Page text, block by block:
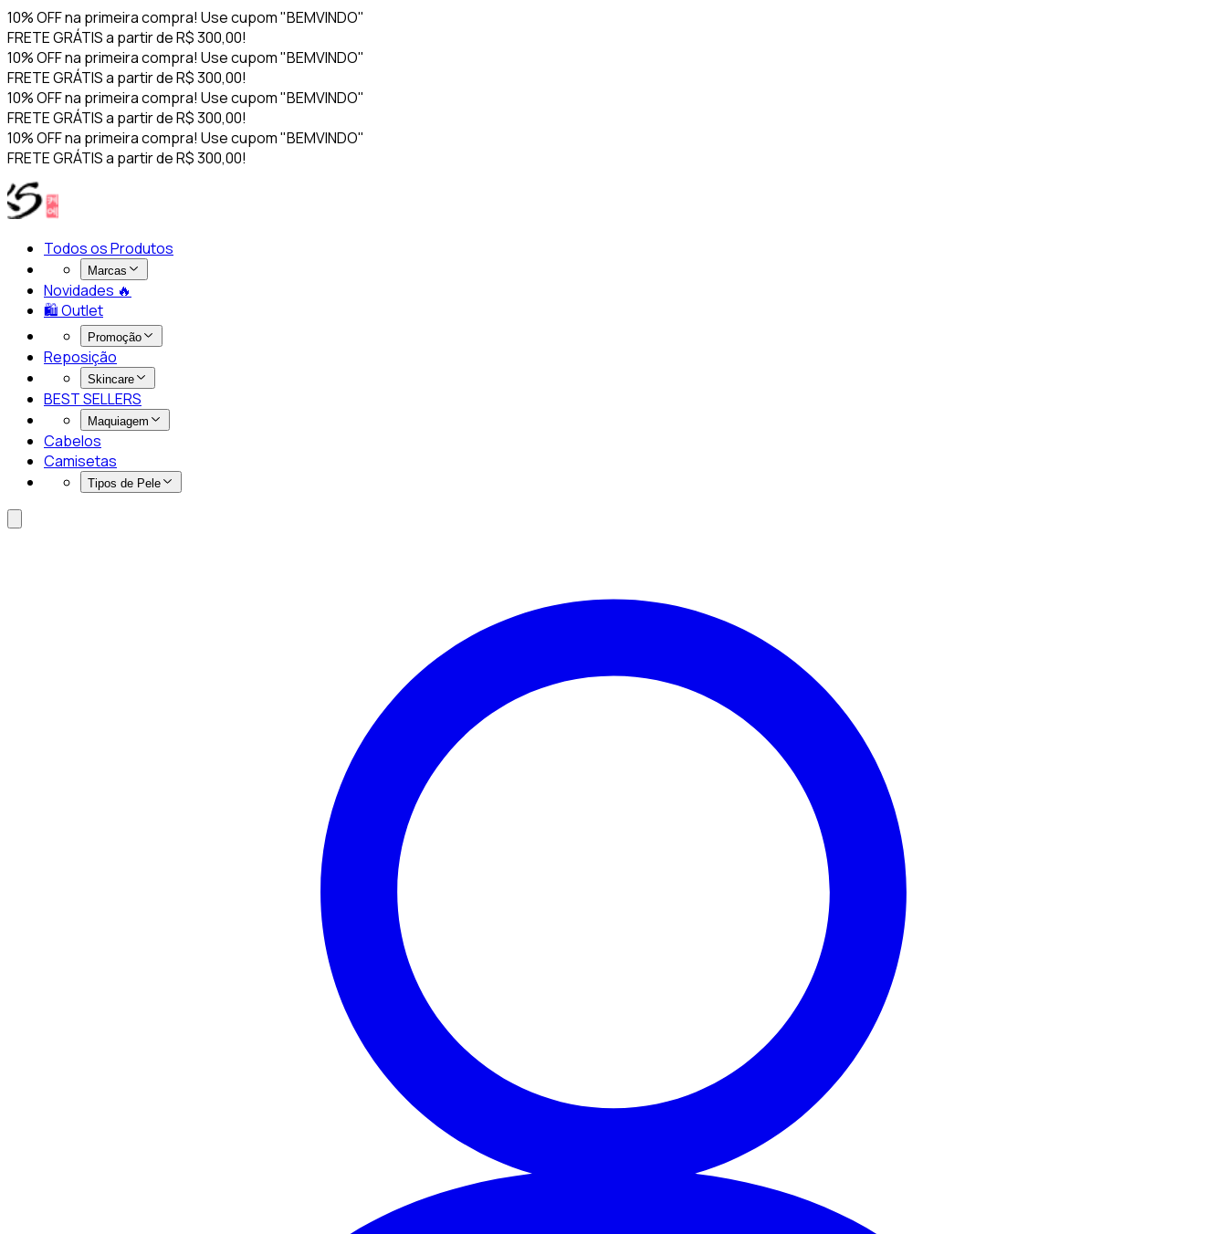
10% OFF na primeira compra! Use cupom "BEMVINDO"
FRETE GRÁTIS a partir de R$ 300,00!
10% OFF na primeira compra! Use cupom "BEMVINDO"
FRETE GRÁTIS a partir de R$ 300,00!
10% OFF na primeira compra! Use cupom "BEMVINDO"
FRETE GRÁTIS a partir de R$ 300,00!
10% OFF na primeira compra! Use cupom "BEMVINDO"
FRETE GRÁTIS a partir de R$ 300,00!
Todos os Produtos
Marcas
Novidades 🔥​
🛍️ Outlet
Promoção
Reposição
Skincare
BEST SELLERS
Maquiagem
Cabelos
Camisetas
Tipos de Pele